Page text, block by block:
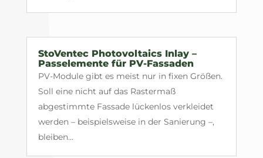
StoVentec Photovoltaics Inlay –
Passelemente für PV-Fassaden
PV-Module gibt es meist nur in fixen Größen.
Soll eine nicht auf das Rastermaß
abgestimmte Fassade lückenlos verkleidet
werden – beispielsweise in der Sanierung –,
bleiben...